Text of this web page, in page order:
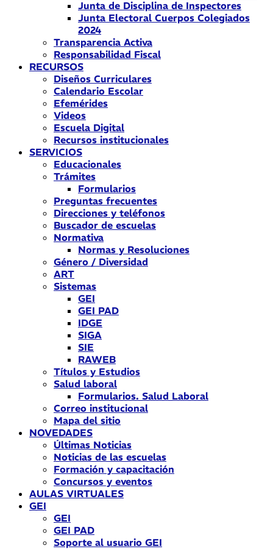
Junta de Disciplina de Inspectores
Junta Electoral Cuerpos Colegiados
2024
Transparencia Activa
Responsabilidad Fiscal
RECURSOS
Diseños Curriculares
Calendario Escolar
Efemérides
Videos
Escuela Digital
Recursos institucionales
SERVICIOS
Educacionales
Trámites
Formularios
Preguntas frecuentes
Direcciones y teléfonos
Buscador de escuelas
Normativa
Normas y Resoluciones
Género / Diversidad
ART
Sistemas
GEI
GEI PAD
IDGE
SIGA
SIE
RAWEB
Títulos y Estudios
Salud laboral
Formularios. Salud Laboral
Correo institucional
Mapa del sitio
NOVEDADES
Últimas Noticias
Noticias de las escuelas
Formación y capacitación
Concursos y eventos
AULAS VIRTUALES
GEI
GEI
GEI PAD
Soporte al usuario GEI